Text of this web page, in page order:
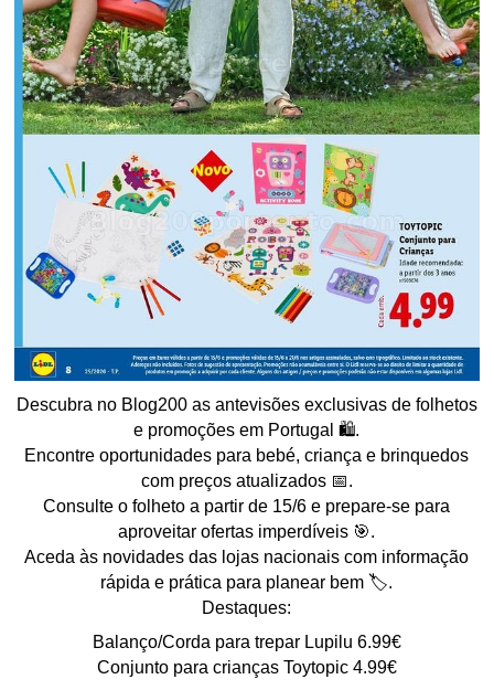
Descubra no Blog200 as antevisões exclusivas de folhetos
e promoções em Portugal 🛍️.
Encontre oportunidades para bebé, criança e brinquedos
com preços atualizados 📅.
Consulte o folheto a partir de 15/6 e prepare-se para
aproveitar ofertas imperdíveis 🎯.
Aceda às novidades das lojas nacionais com informação
rápida e prática para planear bem 🏷️.
Destaques:
Balanço/Corda para trepar Lupilu 6.99€
Conjunto para crianças Toytopic 4.99€